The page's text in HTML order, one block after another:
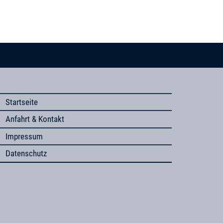
Startseite
Anfahrt & Kontakt
Impressum
Datenschutz